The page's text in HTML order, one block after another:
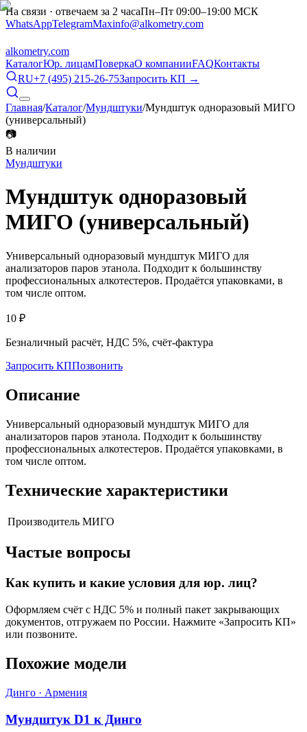
На связи · отвечаем за 2 часаПн–Пт 09:00–19:00 МСК
WhatsAppTelegramMaxinfo@alkometry.com
alkometry.com
КаталогЮр. лицамПоверкаО компанииFAQКонтакты
RU+7 (495) 215-26-75Запросить КП →
Главная/Каталог/Мундштуки/Мундштук одноразовый МИГО
(универсальный)
📷
В наличии
Мундштуки
Мундштук одноразовый
МИГО (универсальный)
Универсальный одноразовый мундштук МИГО для
анализаторов паров этанола. Подходит к большинству
профессиональных алкотестеров. Продаётся упаковками, в
том числе оптом.
10 ₽
Безналичный расчёт, НДС 5%, счёт-фактура
Запросить КППозвонить
Описание
Универсальный одноразовый мундштук МИГО для
анализаторов паров этанола. Подходит к большинству
профессиональных алкотестеров. Продаётся упаковками, в
том числе оптом.
Технические характеристики
Производитель МИГО
Частые вопросы
Как купить и какие условия для юр. лиц?
Оформляем счёт с НДС 5% и полный пакет закрывающих
документов, отгружаем по России. Нажмите «Запросить КП»
или позвоните.
Похожие модели
Динго · Армения
Мундштук D1 к Динго